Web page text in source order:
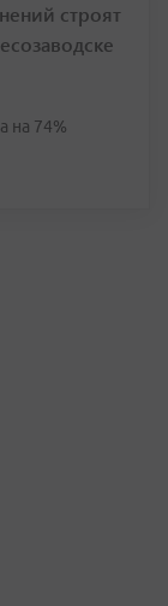
строят
на 74%